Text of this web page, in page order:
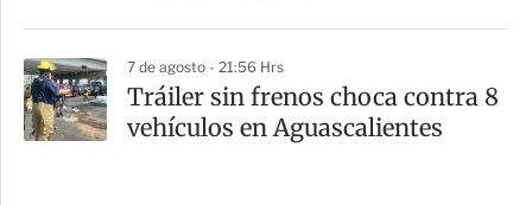
7 de agosto - 21:56 Hrs
Tráiler sin frenos choca contra 8
vehículos en Aguascalientes